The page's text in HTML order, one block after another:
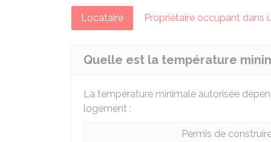
Locataire Propriétaire occupant dans
Quelle est la température
La température minimale autorisée
logement :
Permis de